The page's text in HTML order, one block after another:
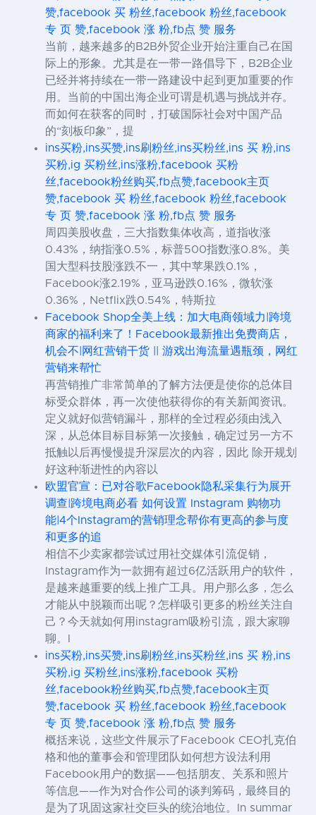
赞,facebook 买 粉丝,facebook 粉丝,facebook
专 页 赞,facebook 涨 粉,fb点 赞 服务
当前，越来越多的B2B外贸企业开始注重自己在国
际上的形象。尤其是在一带一路倡导下，B2B企业
已经并将持续在一带一路建设中起到更加重要的作
用。当前的中国出海企业可谓是机遇与挑战并存。
而如何在获客的同时，打破国际社会对中国产品
的“刻板印象”，提
ins买粉,ins买赞,ins刷粉丝,ins买粉丝,ins 买 粉,ins
买粉,ig 买粉丝,ins涨粉,facebook 买粉
丝,facebook粉丝购买,fb点赞,facebook主页
赞,facebook 买 粉丝,facebook 粉丝,facebook
专 页 赞,facebook 涨 粉,fb点 赞 服务
周四美股收盘，三大指数集体收高，道指收涨
0.43%，纳指涨0.5%，标普500指数涨0.8%。美
国大型科技股涨跌不一，其中苹果跌0.1%，
Facebook涨2.19%，亚马逊跌0.16%，微软涨
0.36%，Netflix跌0.54%，特斯拉
Facebook Shop全美上线：加大电商领域力|跨境
商家的福利来了！Facebook最新推出免费商店，
机会不|网红营销干货 || 游戏出海流量遇瓶颈，网红
营销来帮忙
再营销推广非常简单的了解方法便是使你的总体目
标受众群体，再一次使他获得你的有关新闻资讯。
定义就好似营销漏斗，那样的全过程必须由浅入
深，从总体目标目标第一次接触，确定过另一方不
抵触以后再慢慢提升深层次的內容，因此 除开规划
好这种渐进性的內容以
欧盟官宣：已对谷歌Facebook隐私采集行为展开
调查|跨境电商必看 如何设置 Instagram 购物功
能|4个Instagram的营销理念帮你有更高的参与度
和更多的追
相信不少卖家都尝试过用社交媒体引流促销，
Instagram作为一款拥有超过6亿活跃用户的软件，
是越来越重要的线上推广工具。用户那么多，怎么
才能从中脱颖而出呢？怎样吸引更多的粉丝关注自
己？今天就如何用instagram吸粉引流，跟大家聊
聊。I
ins买粉,ins买赞,ins刷粉丝,ins买粉丝,ins 买 粉,ins
买粉,ig 买粉丝,ins涨粉,facebook 买粉
丝,facebook粉丝购买,fb点赞,facebook主页
赞,facebook 买 粉丝,facebook 粉丝,facebook
专 页 赞,facebook 涨 粉,fb点 赞 服务
概括来说，这些文件展示了Facebook CEO扎克伯
格和他的董事会和管理团队如何想方设法利用
Facebook用户的数据——包括朋友、关系和照片
等信息——作为对合作公司的谈判筹码，最终目的
是为了巩固这家社交巨头的统治地位。In summar